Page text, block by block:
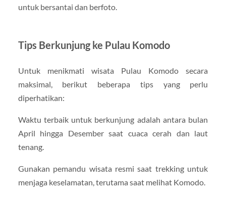
untuk bersantai dan berfoto.
Tips Berkunjung ke Pulau Komodo
Untuk menikmati wisata Pulau Komodo secara
maksimal, berikut beberapa tips yang perlu
diperhatikan:
Waktu terbaik untuk berkunjung adalah antara bulan
April hingga Desember saat cuaca cerah dan laut
tenang.
Gunakan pemandu wisata resmi saat trekking untuk
menjaga keselamatan, terutama saat melihat Komodo.